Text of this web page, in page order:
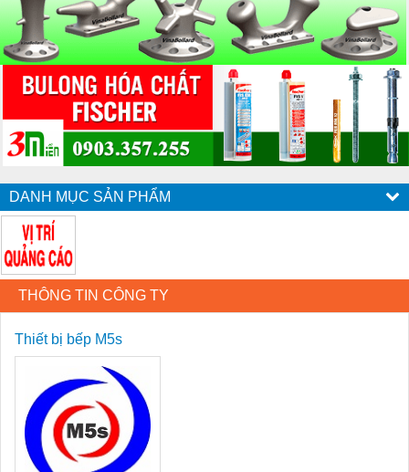
DANH MỤC SẢN PHẨM
THÔNG TIN CÔNG TY
Thiết bị bếp M5s